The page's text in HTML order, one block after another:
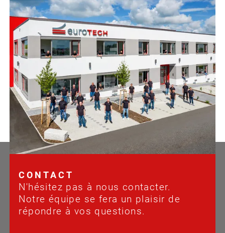
CONTACT
N'hésitez pas à nous contacter.
Notre équipe se fera un plaisir de
répondre à vos questions.